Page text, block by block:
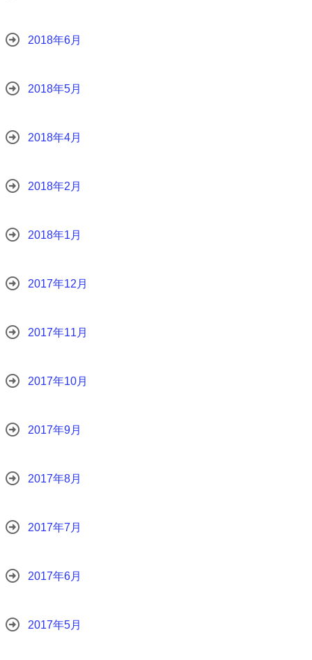
2018年6月
2018年5月
2018年4月
2018年2月
2018年1月
2017年12月
2017年11月
2017年10月
2017年9月
2017年8月
2017年7月
2017年6月
2017年5月